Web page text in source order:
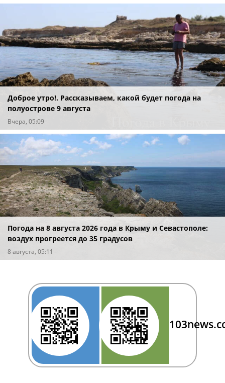
Доброе утро!. Рассказываем, какой будет погода на
полуострове 9 августа
Вчера, 05:09
Погода на 8 августа 2026 года в Крыму и Севастополе:
воздух прогреется до 35 градусов
8 августа, 05:11